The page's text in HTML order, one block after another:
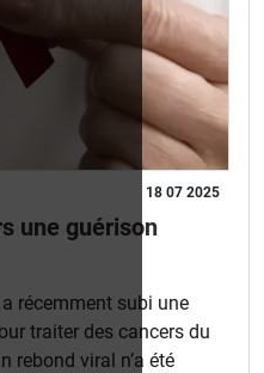
18 07 2025
une guérison
récemment subi une
traiter des cancers du
rebond viral n’a été